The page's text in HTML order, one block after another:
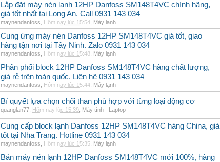
Lắp đặt máy nén lạnh 12HP Danfoss SM148T4VC chính hãng,
giá tốt nhất tại Long An. Call 0931 143 034
maynendanfoss Hôm nay lúc 15:54 Máy lạnh
Cung ứng máy nén Danfoss 12HP SM148T4VC giá tốt, giao
hàng tận nơi tại Tây Ninh. Zalo 0931 143 034
maynendanfoss Hôm nay lúc 15:48 Máy lạnh
Phân phối block 12HP Danfoss SM148T4VC hàng chất lượng,
giá rẻ trên toàn quốc. Liên hệ 0931 143 034
maynendanfoss Hôm nay lúc 15:44 Máy lạnh
Bí quyết lựa chọn chổi than phù hợp với từng loại động cơ
quanglan77 Hôm nay lúc 15:39 Máy tính - Laptop
Cung cấp block lạnh Danfoss 12HP SM148T4VC hàng China, giá
tốt tại Nha Trang. Hotline 0931 143 034
maynendanfoss Hôm nay lúc 15:35 Máy lạnh
Bán máy nén lạnh 12HP Danfoss SM148T4VC mới 100%, hàng